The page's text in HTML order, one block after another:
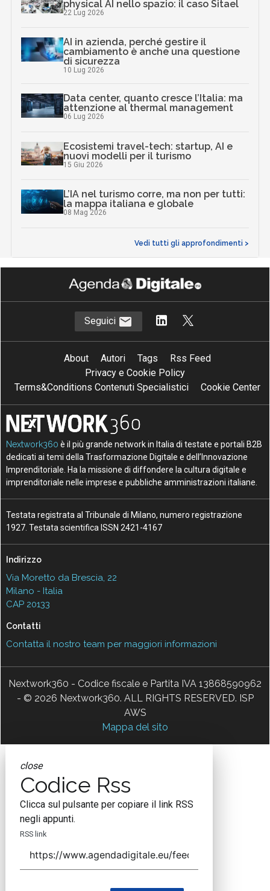
physical AI nello spazio: il caso Sitael
22 Lug 2026
AI in azienda, perché gestire il
cambiamento è anche una questione
di sicurezza
10 Lug 2026
Data center, quanto cresce l’Italia: ma
attenzione al thermal management
06 Lug 2026
Ecosistemi travel-tech: startup, AI e
nuovi modelli per il turismo
15 Giu 2026
L’IA nel turismo corre, ma non per tutti:
la mappa italiana e globale
08 Mag 2026
Vedi tutti gli approfondimenti >
Seguici
About Autori Tags
Rss Feed
Privacy e Cookie Policy
Terms&Conditions Contenuti Specialistici
Cookie Center
Nextwork360 è il più grande network in Italia di testate e portali B2B
dedicati ai temi della Trasformazione Digitale e dell’Innovazione
Imprenditoriale. Ha la missione di diffondere la cultura digitale e
imprenditoriale nelle imprese e pubbliche amministrazioni italiane.
Testata registrata al Tribunale di Milano, numero registrazione
1927. Testata scientifica ISSN 2421-4167
Indirizzo
Via Moretto da Brescia, 22
Milano - Italia
CAP 20133
Contatti
Contatta il nostro team per maggiori informazioni
Nextwork360 - Codice fiscale e Partita IVA 13868590962
- © 2026 Nextwork360. ALL RIGHTS RESERVED. ISP
AWS
Mappa del sito
close
Codice Rss
Clicca sul pulsante per copiare il link RSS
negli appunti.
RSS link